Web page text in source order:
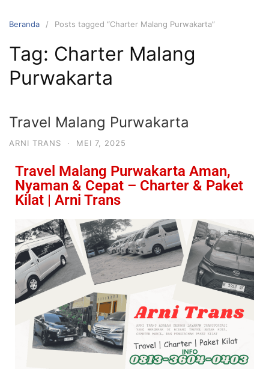
Beranda Posts tagged “Charter Malang Purwakarta”
Tag: Charter Malang
Purwakarta
Travel Malang Purwakarta
ARNI TRANS · MEI 7, 2025
Travel Malang Purwakarta Aman,
Nyaman & Cepat – Charter & Paket
Kilat | Arni Trans